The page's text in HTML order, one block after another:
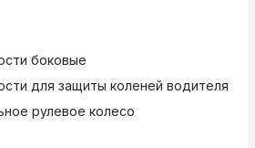
боковые
для защиты коленей водителя
рулевое колесо